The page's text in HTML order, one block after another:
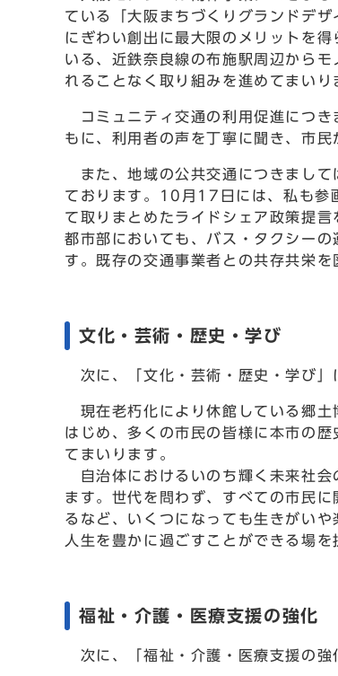
ている「大阪まちづくりグランドデ
にぎわい創出に最大限のメリットを
いる、近鉄奈良線の布施駅周辺から
れることなく取り組みを進めてまいり
コミュニティ交通の利用促進につき
もに、利用者の声を丁寧に聞き、市
また、地域の公共交通につきまして
ております。10月17日には、私も参
て取りまとめたライドシェア政策提
都市部においても、バス・タクシー
す。既存の交通事業者との共存共栄
文化・芸術・歴史・学び
次に、「文化・芸術・歴史・学び」
現在老朽化により休館している郷土
はじめ、多くの市民の皆様に本市の
てまいります。
自治体におけるいのち輝く未来社会
ます。世代を問わず、すべての市民
るなど、いくつになっても生きがい
人生を豊かに過ごすことができる場
福祉・介護・医療支援の強化
次に、「福祉・介護・医療支援の強